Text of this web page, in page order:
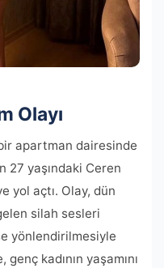
Olayı
bir apartman dairesinde
27 yaşındaki Ceren
yol açtı. Olay, dün
silah sesleri
yönlendirilmesiyle
kadının yaşamını